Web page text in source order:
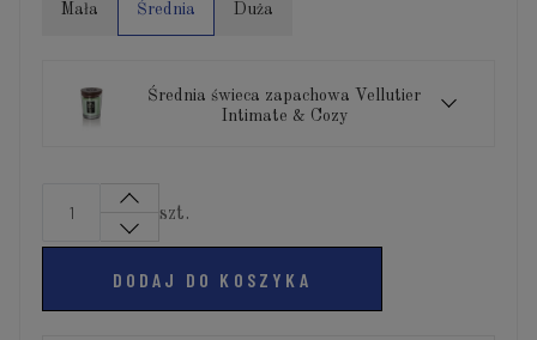
Mała Średnia Duża
Średnia świeca zapachowa Vellutier
Intimate & Cozy
szt.
DODAJ DO KOSZYKA